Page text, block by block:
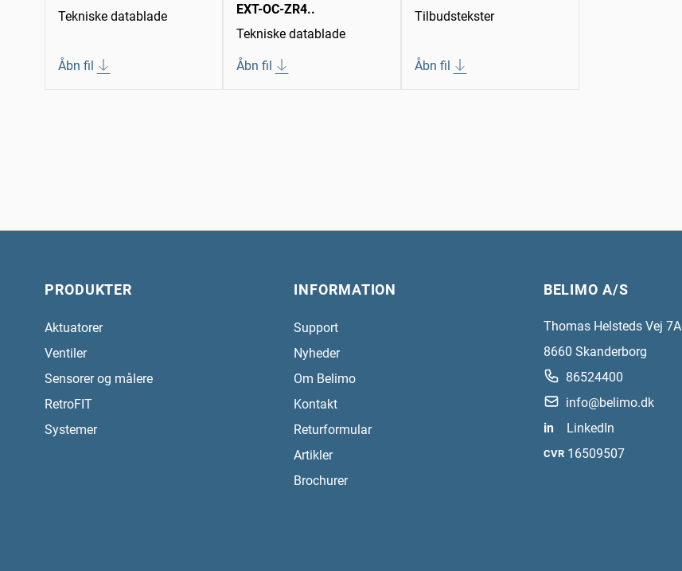
Tekniske datablade
Åbn fil
EXT-OC-ZR4..
Tekniske datablade
Åbn fil
Tilbudstekster
Åbn fil
PRODUKTER
Aktuatorer
Ventiler
Sensorer og målere
RetroFIT
Systemer
INFORMATION
Support
Nyheder
Om Belimo
Kontakt
Returformular
Artikler
Brochurer
BELIMO A/S
Thomas Helsteds Vej 7A
8660 Skanderborg
86524400
info@belimo.dk
in
LinkedIn
CVR 16509507